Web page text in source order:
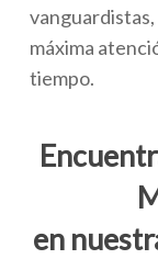
máxima
tiempo.
en